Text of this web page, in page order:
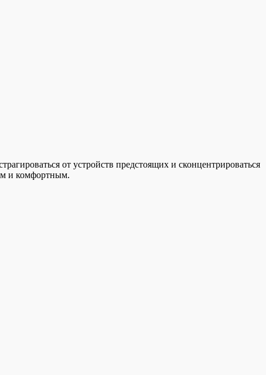
от устройств предстоящих и сконцентрироваться
и комфортным.